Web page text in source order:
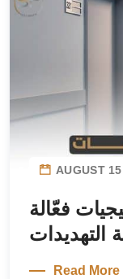
AUGUST
فعّالة
التهديدات
Read More